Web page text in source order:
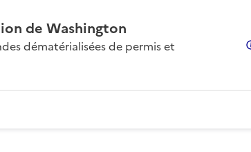
de Washington
dématérialisées de permis et